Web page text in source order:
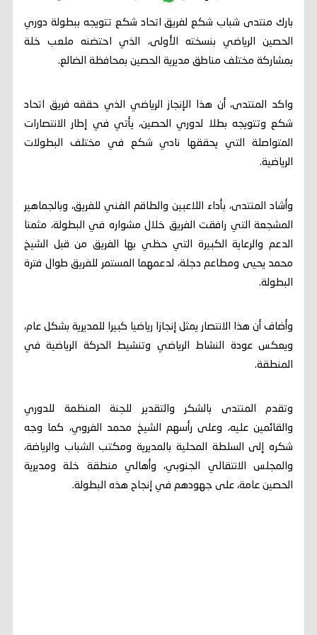
بارك منتدى شباب شكع لفريق اتحاد شكع تتويجه ببطولة دوري
الحصين الرياضي بنسخته الأولى، الذي احتضنه ملعب خلة
بمشاركة مختلف مناطق مديرية الحصين بمحافظة الضالع.
واكد المنتدى، أن هذا الإنجاز الرياضي الذي حققه فريق اتحاد
شكع وتتويجه بطلا لدوري الحصين، يأتي في إطار الانتصارات
المتواصلة التي يحققها نادي شكع في مختلف البطولات
الرياضية.
وأشاد المنتدى، بأداء اللاعبين والطاقم الفني للفريق، وبالجماهير
المشجعة التي رافقت الفريق خلال مشواره في البطولة، مثمنا
الدعم والرعاية الكبيرة التي حظي بها الفريق من قبل الشيخ
محمد يحيى ومطاعم دجلة، لدعمهما المستمر للفريق طوال فترة
البطولة.
وأضاف أن هذا الانتصار يمثل إنجازا رياضيا كبيرا للمديرية بشكل عام،
ويعكس عودة النشاط الرياضي وتنشيط الحركة الرياضية في
المنطقة.
وتقدم المنتدى بالشكر والتقدير للجنة المنظمة للدوري
والقائمين عليه، وعلى رأسهم الشيخ محمد الفروي، كما وجه
شكره إلى السلطة المحلية بالمديرية ومكتب الشباب والرياضة،
والمجلس الانتقالي الجنوبي، وأهالي منطقة خلة ومديرية
الحصين عامة، على جهودهم في إنجاح هذه البطولة.